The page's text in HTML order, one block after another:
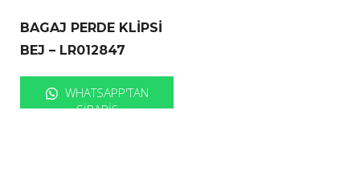
BAGAJ PERDE KLİPSİ
BEJ – LR012847
WHATSAPP'TAN
SIPARIŞ